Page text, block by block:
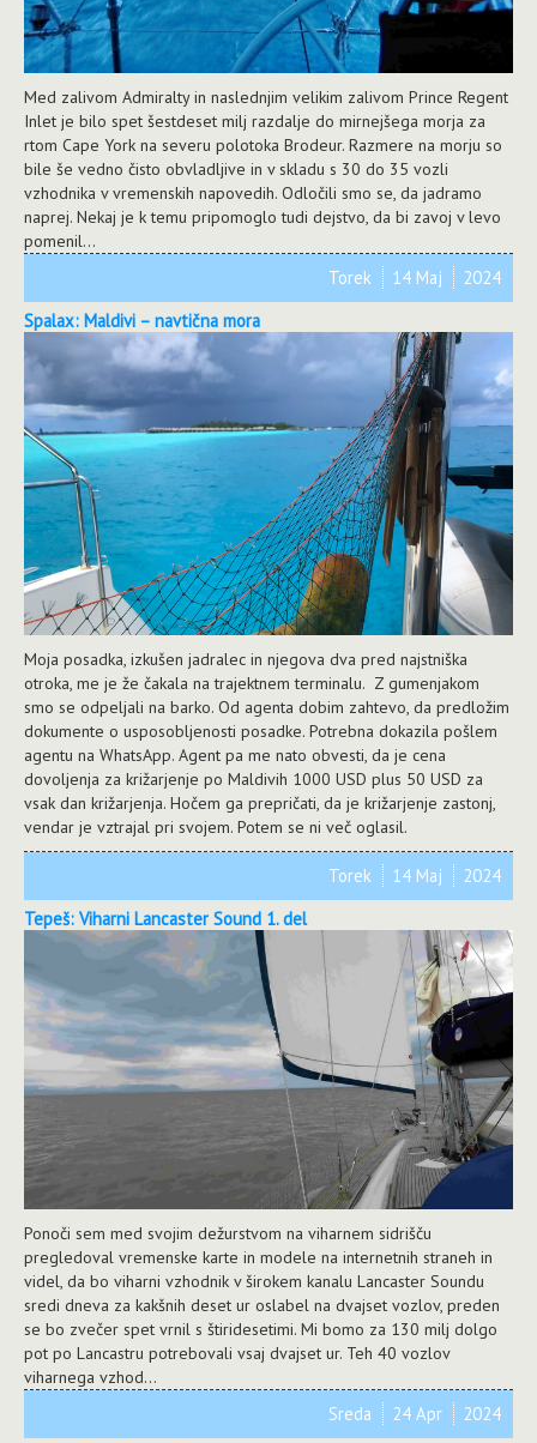
Med zalivom Admiralty in naslednjim velikim zalivom Prince Regent
Inlet je bilo spet šestdeset milj razdalje do mirnejšega morja za
rtom Cape York na severu polotoka Brodeur. Razmere na morju so
bile še vedno čisto obvladljive in v skladu s 30 do 35 vozli
vzhodnika v vremenskih napovedih. Odločili smo se, da jadramo
naprej. Nekaj je k temu pripomoglo tudi dejstvo, da bi zavoj v levo
pomenil...
Spalax: Maldivi – navtična mora
Moja posadka, izkušen jadralec in njegova dva pred najstniška
otroka, me je že čakala na trajektnem terminalu. Z gumenjakom
smo se odpeljali na barko. Od agenta dobim zahtevo, da predložim
dokumente o usposobljenosti posadke. Potrebna dokazila pošlem
agentu na WhatsApp. Agent pa me nato obvesti, da je cena
dovoljenja za križarjenje po Maldivih 1000 USD plus 50 USD za
vsak dan križarjenja. Hočem ga prepričati, da je križarjenje zastonj,
vendar je vztrajal pri svojem. Potem se ni več oglasil.
Torek 14 Maj 2024
Tepeš: Viharni Lancaster Sound 1. del
Ponoči sem med svojim dežurstvom na viharnem sidrišču
pregledoval vremenske karte in modele na internetnih straneh in
videl, da bo viharni vzhodnik v širokem kanalu Lancaster Soundu
sredi dneva za kakšnih deset ur oslabel na dvajset vozlov, preden
se bo zvečer spet vrnil s štiridesetimi. Mi bomo za 130 milj dolgo
pot po Lancastru potrebovali vsaj dvajset ur. Teh 40 vozlov
viharnega vzhod...
Torek 14 Maj 2024
Sreda 24 Apr 2024